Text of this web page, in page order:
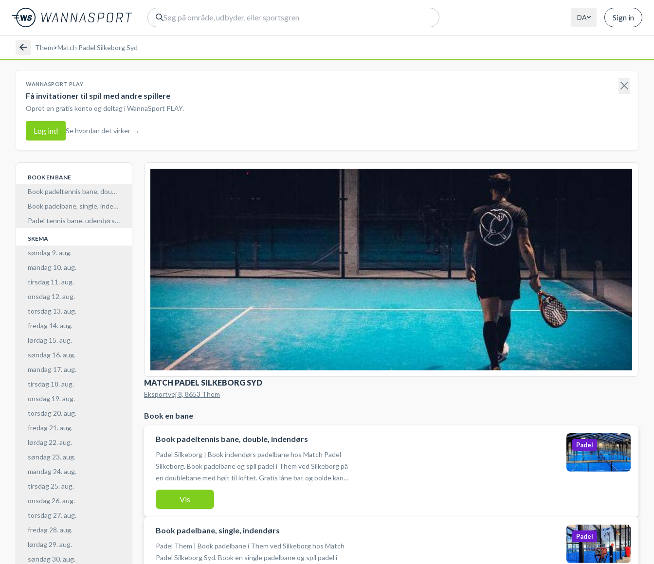
DA Sign in
Them>Match Padel Silkeborg Syd
WANNASPORT PLAY
Få invitationer til spil med andre spillere
Opret en gratis konto og deltag i WannaSport PLAY.
Log ind Se hvordan det virker →
BOOK EN BANE
Book padeltennis bane, double, indendørs
Book padelbane, single, indendørs
Padel tennis bane. udendørs, double
SKEMA
søndag 9. aug.
mandag 10. aug.
tirsdag 11. aug.
onsdag 12. aug.
torsdag 13. aug.
fredag 14. aug.
lørdag 15. aug.
søndag 16. aug.
mandag 17. aug.
tirsdag 18. aug.
onsdag 19. aug.
torsdag 20. aug.
fredag 21. aug.
lørdag 22. aug.
søndag 23. aug.
mandag 24. aug.
tirsdag 25. aug.
onsdag 26. aug.
torsdag 27. aug.
fredag 28. aug.
lørdag 29. aug.
søndag 30. aug.
MATCH PADEL SILKEBORG SYD
Eksportvej 8, 8653 Them
Book en bane
Book padeltennis bane, double, indendørs
Padel Silkeborg | Book indendørs padelbane hos Match Padel
Silkeborg. Book padelbane og spil padel i Them ved Silkeborg på
en doublebane med højt til loftet. Gratis låne bat og bolde kan
købes i Match Padel i Them syd for Silkeborg. Gratis parkering
ved booking af padelbane i Them. #Padel-Them #Padel-salten
Vis
Padel
Book padelbane, single, indendørs
Padel Them | Book padelbane i Them ved Silkeborg hos Match
Padel Silkeborg Syd. Book en single padelbane og spil padel i
Padel